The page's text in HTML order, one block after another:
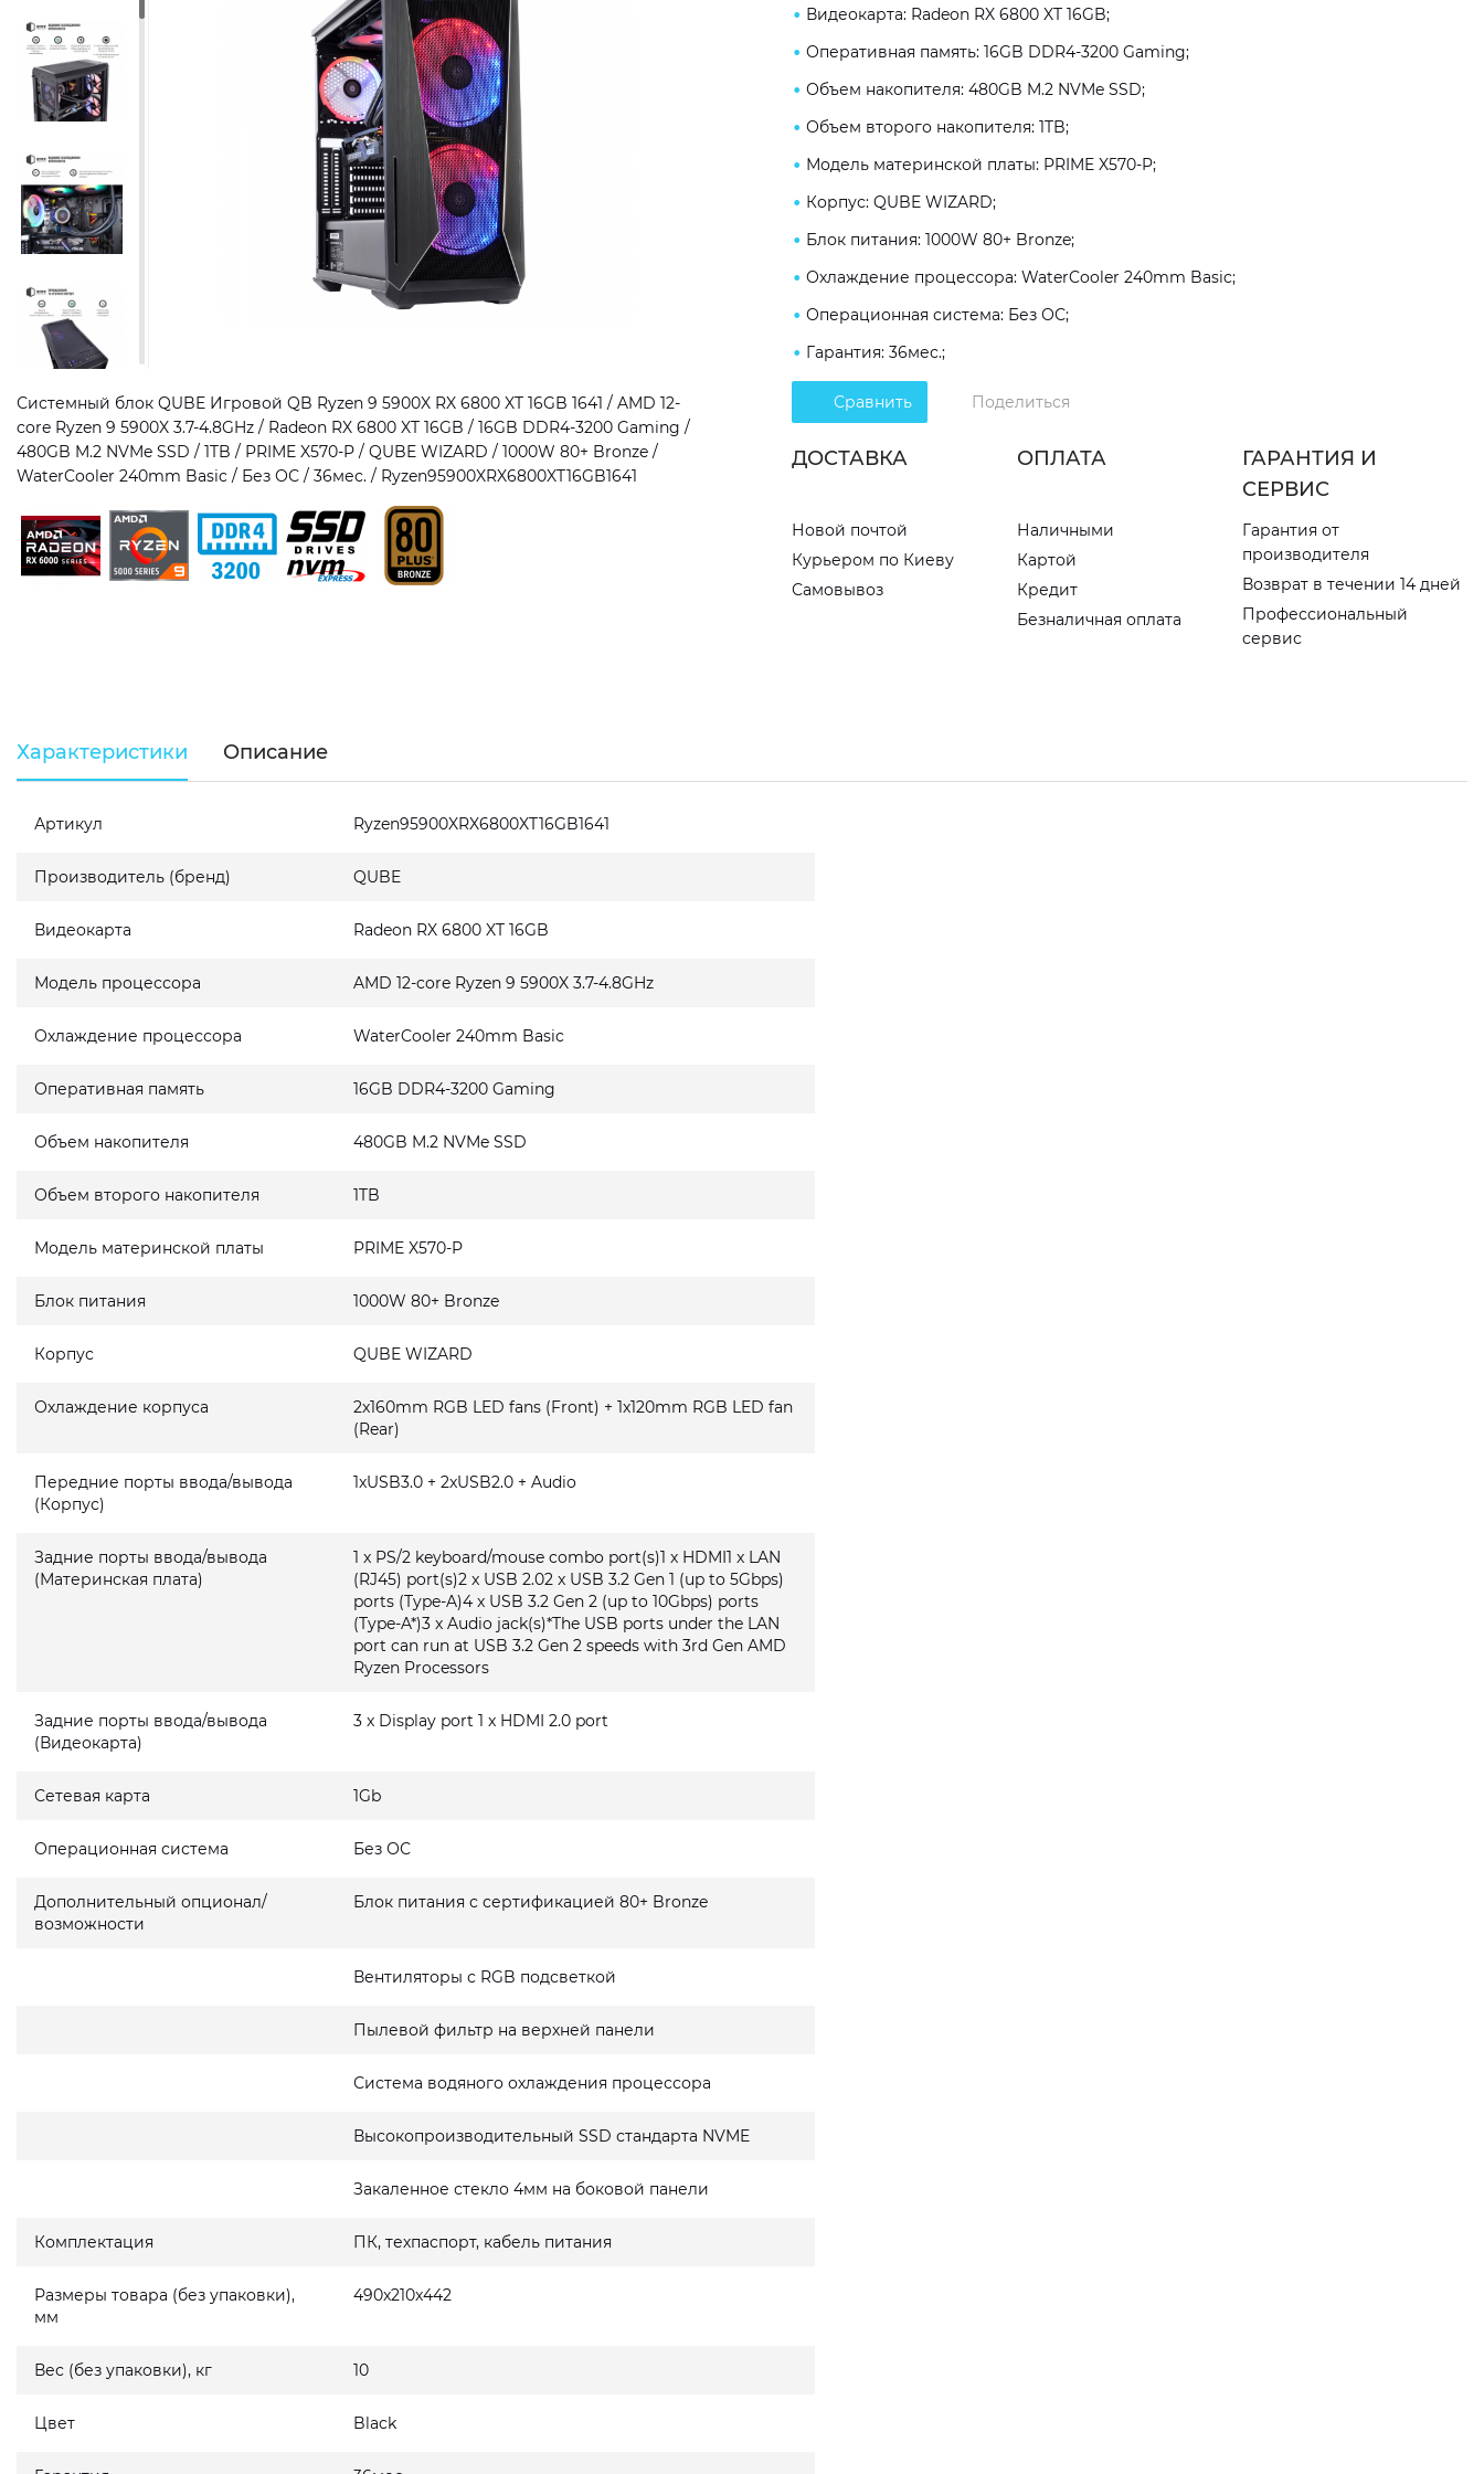
Системный блок QUBE Игровой QB Ryzen 9 5900X RX 6800 XT 16GB 1641 / AMD 12-
core Ryzen 9 5900X 3.7-4.8GHz / Radeon RX 6800 XT 16GB / 16GB DDR4-3200 Gaming /
480GB M.2 NVMe SSD / 1TB / PRIME X570-P / QUBE WIZARD / 1000W 80+ Bronze /
WaterCooler 240mm Basic / Без ОС / 36мес. / Ryzen95900XRX6800XT16GB1641
Видеокарта: Radeon RX 6800 XT 16GB;
Оперативная память: 16GB DDR4-3200 Gaming;
Объем накопителя: 480GB M.2 NVMe SSD;
Объем второго накопителя: 1TB;
Модель материнской платы: PRIME X570-P;
Корпус: QUBE WIZARD;
Блок питания: 1000W 80+ Bronze;
Охлаждение процессора: WaterCooler 240mm Basic;
Операционная система: Без ОС;
Гарантия: 36мес.;
Сравнить Поделиться
ДОСТАВКА
Новой почтой
Курьером по Киеву
Самовывоз
ОПЛАТА
Наличными
Картой
Кредит
Безналичная оплата
ГАРАНТИЯ И
СЕРВИС
Гарантия от
производителя
Возврат в течении 14 дней
Профессиональный
сервис
Характеристики Описание
Артикул Ryzen95900XRX6800XT16GB1641
Производитель (бренд) QUBE
Видеокарта Radeon RX 6800 XT 16GB
Модель процессора AMD 12-core Ryzen 9 5900X 3.7-4.8GHz
Охлаждение процессора WaterCooler 240mm Basic
Оперативная память 16GB DDR4-3200 Gaming
Объем накопителя 480GB M.2 NVMe SSD
Объем второго накопителя 1TB
Модель материнской платы PRIME X570-P
Блок питания 1000W 80+ Bronze
Корпус QUBE WIZARD
Охлаждение корпуса
2x160mm RGB LED fans (Front) + 1x120mm RGB LED fan
(Rear)
Передние порты ввода/вывода
(Корпус)
1xUSB3.0 + 2xUSB2.0 + Audio
Задние порты ввода/вывода
(Материнская плата)
1 x PS/2 keyboard/mouse combo port(s)1 x HDMI1 x LAN
(RJ45) port(s)2 x USB 2.02 x USB 3.2 Gen 1 (up to 5Gbps)
ports (Type-A)4 x USB 3.2 Gen 2 (up to 10Gbps) ports
(Type-A*)3 x Audio jack(s)*The USB ports under the LAN
port can run at USB 3.2 Gen 2 speeds with 3rd Gen AMD
Ryzen Processors
Задние порты ввода/вывода
(Видеокарта)
3 x Display port 1 x HDMI 2.0 port
Сетевая карта 1Gb
Операционная система Без ОС
Дополнительный опционал/
возможности
Блок питания с сертификацией 80+ Bronze
Вентиляторы с RGB подсветкой
Пылевой фильтр на верхней панели
Система водяного охлаждения процессора
Высокопроизводительный SSD стандарта NVME
Закаленное стекло 4мм на боковой панели
Комплектация ПК, техпаспорт, кабель питания
Размеры товара (без упаковки),
мм
490x210x442
Вес (без упаковки), кг 10
Цвет Black